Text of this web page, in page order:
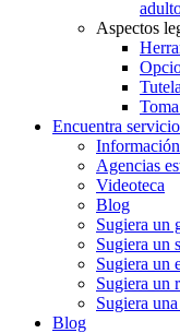
Aspectos
Encuentra
Agencias
Videoteca
Blog
Sugiera un
Sugiera un
Sugiera un
Sugiera un
Sugiera
Blog